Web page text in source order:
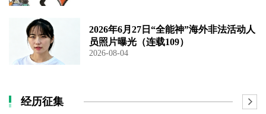
2026年6月27日“全能神”海外非法活动人
员照片曝光（连载109）
2026-08-04
经历征集